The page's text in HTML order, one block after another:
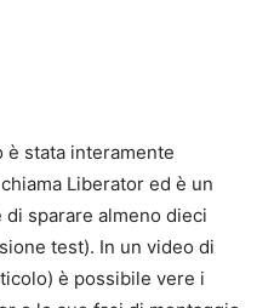
è stata interamente
Liberator ed è un
sparare almeno dieci
test). In un video di
è possibile vere i